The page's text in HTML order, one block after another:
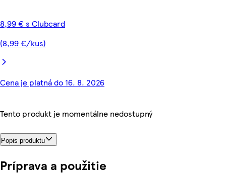
8,99 € s Clubcard
(8,99 €/kus)
Cena je platná do 16. 8. 2026
Tento produkt je momentálne nedostupný
Popis produktu
Príprava a použitie